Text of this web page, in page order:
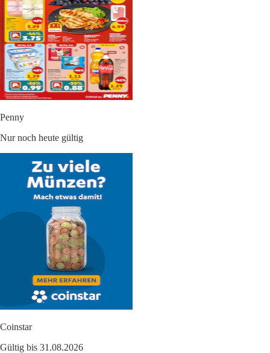
Penny
Nur noch heute gültig
Coinstar
Gültig bis 31.08.2026